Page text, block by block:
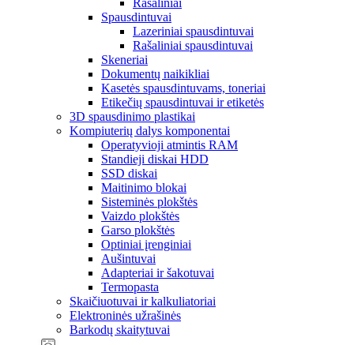
Rašaliniai
Spausdintuvai
Lazeriniai spausdintuvai
Rašaliniai spausdintuvai
Skeneriai
Dokumentų naikikliai
Kasetės spausdintuvams, toneriai
Etikečių spausdintuvai ir etiketės
3D spausdinimo plastikai
Kompiuterių dalys komponentai
Operatyvioji atmintis RAM
Standieji diskai HDD
SSD diskai
Maitinimo blokai
Sisteminės plokštės
Vaizdo plokštės
Garso plokštės
Optiniai įrenginiai
Aušintuvai
Adapteriai ir šakotuvai
Termopasta
Skaičiuotuvai ir kalkuliatoriai
Elektroninės užrašinės
Barkodų skaitytuvai